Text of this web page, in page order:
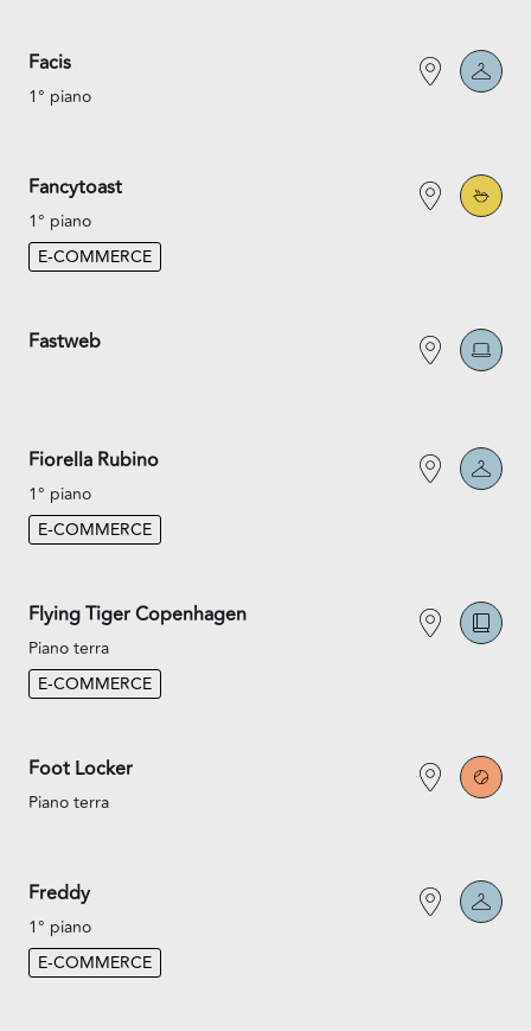
Facis
1° piano
Fancytoast
1° piano
E-COMMERCE
Fastweb
Fiorella Rubino
1° piano
E-COMMERCE
Flying Tiger Copenhagen
Piano terra
E-COMMERCE
Foot Locker
Piano terra
Freddy
1° piano
E-COMMERCE